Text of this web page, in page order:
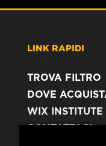
LINK RAPIDI
TROVA FILTRO
DOVE
WIX INSTITUTE
CONTATTACI